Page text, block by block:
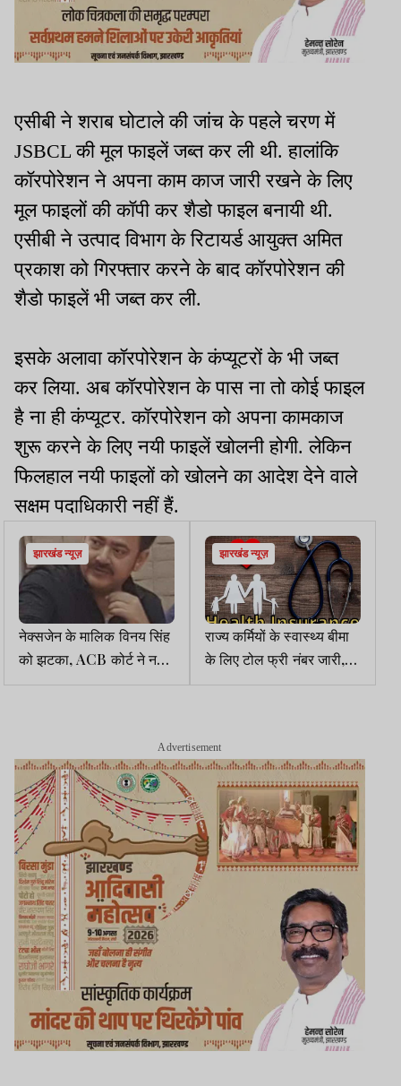
एसीबी ने शराब घोटाले की जांच के पहले चरण में
JSBCL की मूल फाइलें जब्त कर ली थी. हालांकि
कॉरपोरेशन ने अपना काम काज जारी रखने के लिए
मूल फाइलों की कॉपी कर शैडो फाइल बनायी थी.
एसीबी ने उत्पाद विभाग के रिटायर्ड आयुक्त अमित
प्रकाश को गिरफ्तार करने के बाद कॉरपोरेशन की
शैडो फाइलें भी जब्त कर ली.
इसके अलावा कॉरपोरेशन के कंप्यूटरों के भी जब्त
कर लिया. अब कॉरपोरेशन के पास ना तो कोई फाइल
है ना ही कंप्यूटर. कॉरपोरेशन को अपना कामकाज
शुरू करने के लिए नयी फाइलें खोलनी होगी. लेकिन
फिलहाल नयी फाइलों को खोलने का आदेश देने वाले
सक्षम पदाधिकारी नहीं हैं.
झारखंड न्यूज़
नेक्सजेन के मालिक विनय सिंह
को झटका, ACB कोर्ट ने नहीं
लगाई पीड़क कार्रवाई पर रोक
झारखंड न्यूज़
राज्य कर्मियों के स्वास्थ्य बीमा
के लिए टोल फ्री नंबर जारी,
खुला पोर्टल
Advertisement